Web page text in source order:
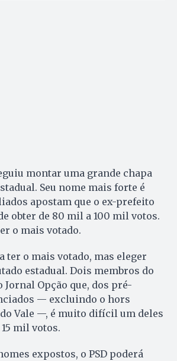
montar uma grande chapa
Seu nome mais forte é
apostam que o ex-prefeito
obter de 80 mil a 100 mil votos.
o mais votado.
ter o mais votado, mas eleger
estadual. Dois membros do
Jornal Opção que, dos pré-
— excluindo o hors
Vale —, é muito difícil um deles
mil votos.
expostos, o PSD poderá